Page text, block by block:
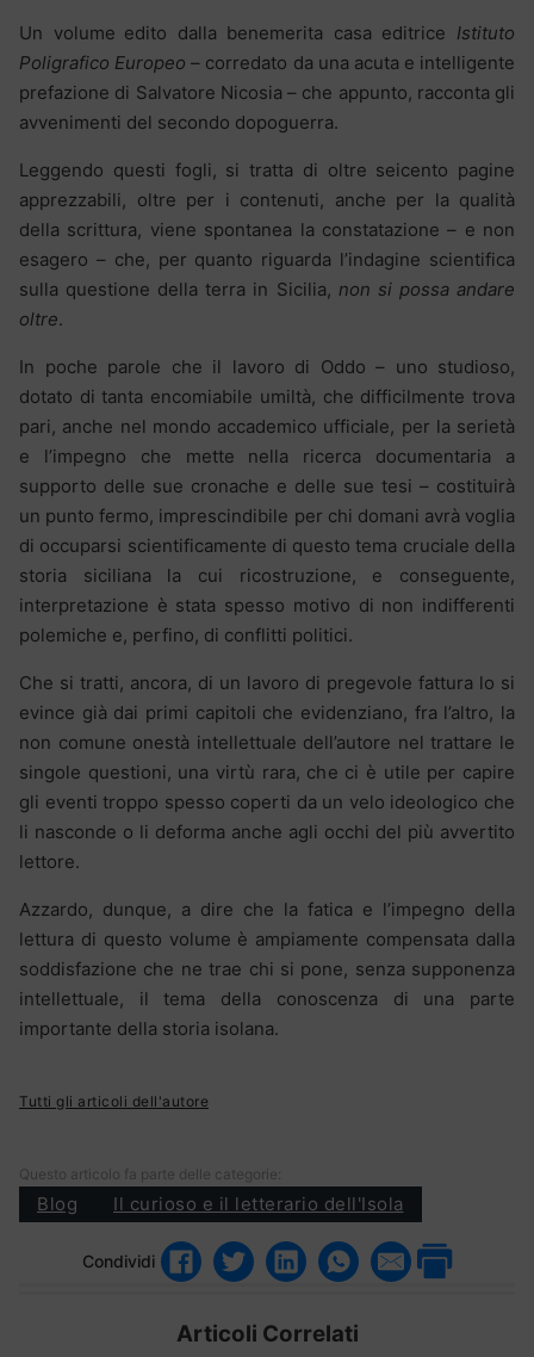
Un volume edito dalla benemerita casa editrice Istituto
Poligrafico Europeo – corredato da una acuta e intelligente
prefazione di Salvatore Nicosia – che appunto, racconta gli
avvenimenti del secondo dopoguerra.
Leggendo questi fogli, si tratta di oltre seicento pagine
apprezzabili, oltre per i contenuti, anche per la qualità
della scrittura, viene spontanea la constatazione – e non
esagero – che, per quanto riguarda l’indagine scientifica
sulla questione della terra in Sicilia, non si possa andare
oltre.
In poche parole che il lavoro di Oddo – uno studioso,
dotato di tanta encomiabile umiltà, che difficilmente trova
pari, anche nel mondo accademico ufficiale, per la serietà
e l’impegno che mette nella ricerca documentaria a
supporto delle sue cronache e delle sue tesi – costituirà
un punto fermo, imprescindibile per chi domani avrà voglia
di occuparsi scientificamente di questo tema cruciale della
storia siciliana la cui ricostruzione, e conseguente,
interpretazione è stata spesso motivo di non indifferenti
polemiche e, perfino, di conflitti politici.
Che si tratti, ancora, di un lavoro di pregevole fattura lo si
evince già dai primi capitoli che evidenziano, fra l’altro, la
non comune onestà intellettuale dell’autore nel trattare le
singole questioni, una virtù rara, che ci è utile per capire
gli eventi troppo spesso coperti da un velo ideologico che
li nasconde o li deforma anche agli occhi del più avvertito
lettore.
Azzardo, dunque, a dire che la fatica e l’impegno della
lettura di questo volume è ampiamente compensata dalla
soddisfazione che ne trae chi si pone, senza supponenza
intellettuale, il tema della conoscenza di una parte
importante della storia isolana.
Tutti gli articoli dell'autore
Questo articolo fa parte delle categorie:
Blog Il curioso e il letterario dell'Isola
Condividi
Articoli Correlati